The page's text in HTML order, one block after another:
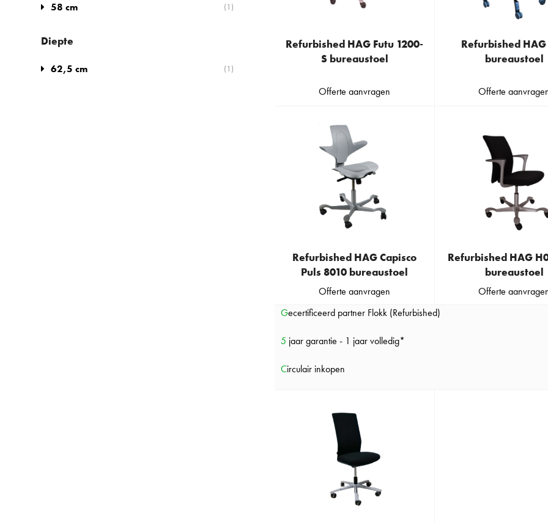
This
has
options
may
be
chosen
on
page
Refurbished HAG Futu 1200-
S bureaustoel
Offerte aanvragen
This
has
options
may
be
chosen
on
the
page
Refurbished
bureaustoel
Offerte
This
multiple
The
chosen
on
the
product
page
Refurbished HAG Capisco
Puls 8010 bureaustoel
Offerte aanvragen
This
Refurbished HAG
bureaustoel
Offerte
Gecertificeerd partner Flokk (Refurbished)
5 jaar garantie - 1 jaar volledig*
Circulair inkopen
58 cm (1)
Diepte
62,5 cm (1)